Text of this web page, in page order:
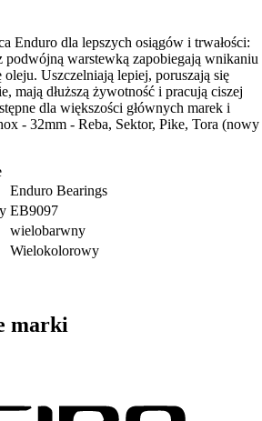
Enduro dla lepszych osiągów i trwałości:
podwójną warstewką zapobiegają wnikaniu
Uszczelniają lepiej, poruszają się
mają dłuższą żywotność i pracują ciszej
dla większości głównych marek i
- 32mm - Reba, Sektor, Pike, Tora (nowy
Enduro Bearings
EB9097
wielobarwny
Wielokolorowy
marki